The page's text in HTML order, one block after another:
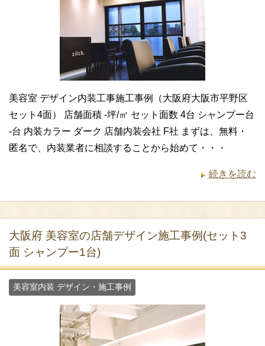
美容室 デザイン内装工事施工事例（大阪府大阪市平野区
セット4面） 店舗面積 -坪/㎡ セット面数 4台 シャンプー台
-台 内装カラー ダーク 店舗内装会社 F社 まずは、無料・
匿名で、内装業者に相談することから始めて・・・
続きを読む
大阪府 美容室の店舗デザイン施工事例(セット3
面 シャンプー1台)
美容室内装 デザイン・施工事例